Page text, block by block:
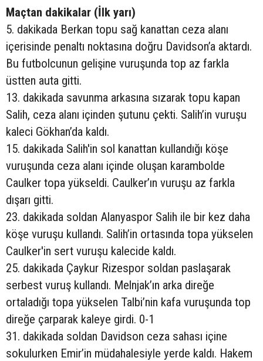
Maçtan dakikalar (İlk yarı)
5. dakikada Berkan topu sağ kanattan ceza alanı
içerisinde penaltı noktasına doğru Davidson’a aktardı.
Bu futbolcunun gelişine vuruşunda top az farkla
üstten auta gitti.
13. dakikada savunma arkasına sızarak topu kapan
Salih, ceza alanı içinden şutunu çekti. Salih’in vuruşu
kaleci Gökhan’da kaldı.
15. dakikada Salih'in sol kanattan kullandığı köşe
vuruşunda ceza alanı içinde oluşan karambolde
Caulker topa yükseldi. Caulker’ın vuruşu az farkla
dışarı gitti.
23. dakikada soldan Alanyaspor Salih ile bir kez daha
köşe vuruşu kullandı. Salih’in ortasında topa yükselen
Caulker'in sert vuruşu kalecide kaldı.
25. dakikada Çaykur Rizespor soldan paslaşarak
serbest vuruş kullandı. Melnjak’ın arka direğe
ortaladığı topa yükselen Talbi’nin kafa vuruşunda top
direğe çarparak kaleye girdi. 0-1
31. dakikada soldan Davidson ceza sahası içine
sokulurken Emir’in müdahalesiyle yerde kaldı. Hakem